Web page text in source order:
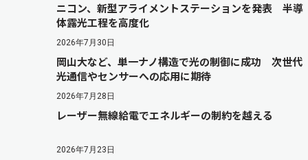
ニコン、新型アライメントステーションを発表 半導
体露光工程を高度化
2026年7月30日
岡山大など、単一ナノ構造で光の制御に成功 次世代
光通信やセンサーへの応用に期待
2026年7月28日
レーザー無線給電でエネルギーの制約を越える
2026年7月23日